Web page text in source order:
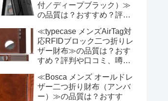
付／ディープブラック）≫
の品質は？おすすめ？評判
底検証!
≪typecase メンズAirTag対
応RFIDブロック二つ折りレ
ザー財布≫の品質は？おす
すめ？評判や口コミ、噂を
≪Bosca メンズ オールドレ
ザー二つ折り財布（アンバ
ー）≫の品質は？おすす